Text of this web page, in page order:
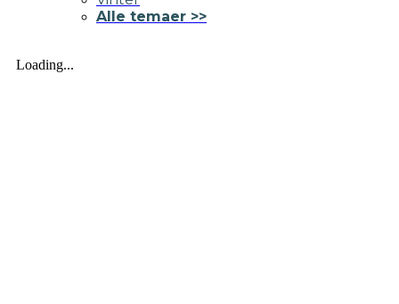
Alle temaer >>
Loading...